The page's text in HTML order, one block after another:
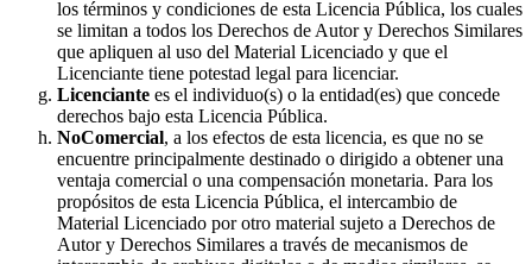
los términos y condiciones de esta Licencia Pública, los cuales
se limitan a todos los Derechos de Autor y Derechos Similares
que apliquen al uso del Material Licenciado y que el
Licenciante tiene potestad legal para licenciar.
Licenciante es el individuo(s) o la entidad(es) que concede
derechos bajo esta Licencia Pública.
NoComercial, a los efectos de esta licencia, es que no se
encuentre principalmente destinado o dirigido a obtener una
ventaja comercial o una compensación monetaria. Para los
propósitos de esta Licencia Pública, el intercambio de
Material Licenciado por otro material sujeto a Derechos de
Autor y Derechos Similares a través de mecanismos de